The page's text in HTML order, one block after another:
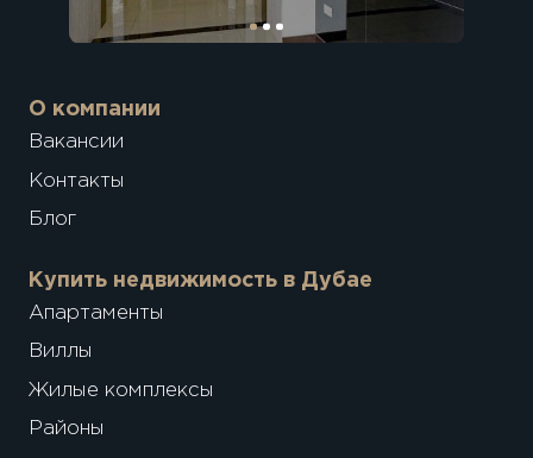
О компании
Вакансии
Контакты
Блог
Купить недвижимость в Дубае
Апартаменты
Виллы
Жилые комплексы
Районы